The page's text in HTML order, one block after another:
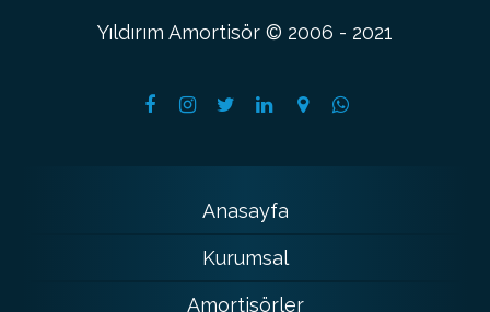
Yıldırım Amortisör © 2006 - 2021
Anasayfa
Kurumsal
Amortisörler